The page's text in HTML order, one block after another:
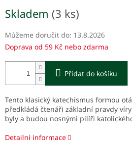
cena:
Skladem (3 ks)
Můžeme doručit do: 13.8.2026
Doprava od 59 Kč nebo zdarma
Přidat do košíku
Tento klasický katechismus formou
předkládá čtenáři základní pravdy
byly a budou nosnými pilíři
Detailní informace